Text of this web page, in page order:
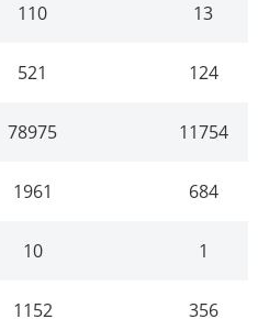
110 13
521 124
78975 11754
1961 684
10 1
1152 356